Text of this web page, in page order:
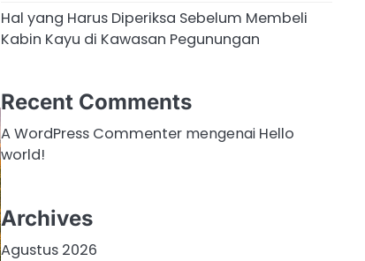
Hal yang Harus Diperiksa Sebelum Membeli
Kabin Kayu di Kawasan Pegunungan
Recent Comments
A WordPress Commenter mengenai Hello
world!
Archives
Agustus 2026